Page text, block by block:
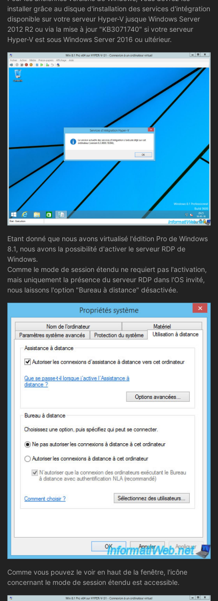
installer grâce au disque d'installation des services d'intégration
disponible sur votre serveur Hyper-V jusque Windows Server
2012 R2 ou via la mise à jour "KB3071740" si votre serveur
Hyper-V est sous Windows Server 2016 ou ultérieur.
Etant donné que nous avons virtualisé l'édition Pro de Windows
8.1, nous avons la possibilité d'activer le serveur RDP de
Windows.
Comme le mode de session étendu ne requiert pas l'activation,
mais uniquement la présence du serveur RDP dans l'OS invité,
nous laissons l'option "Bureau à distance" désactivée.
Comme vous pouvez le voir en haut de la fenêtre, l'icône
concernant le mode de session étendu est accessible.